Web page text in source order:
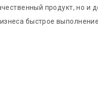
продукт, но и
быстрое